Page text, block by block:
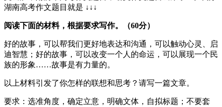
湖南高考作文题目就是 ↓↓↓
阅读下面的材料，根据要求写作。（60分）
好的故事，可以帮我们更好地表达和沟通，可以触动心灵、启
迪智慧；好的故事，可以改变一个人的命运，可以展现一个民
族的形象……故事是有力量的。
以上材料引发了你怎样的联想和思考？请写一篇文章。
要求：选准角度，确定立意，明确文体，自拟标题；不要套